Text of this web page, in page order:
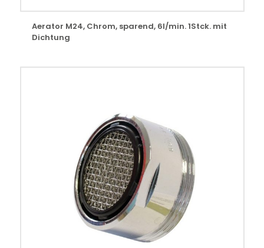
Aerator M24, Chrom, sparend, 6l/min. 1Stck. mit
Dichtung